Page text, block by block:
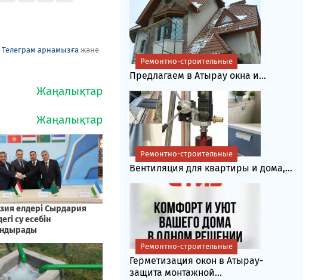
Телеграм арнамызға және
Предлагаем в Атырау окна и...
Ремонтно-строительные
Вентиляция для квартиры и дома,...
Ремонтно-строительные
Герметизация окон в Атырау-
защита монтажной...
Ремонтно-строительные